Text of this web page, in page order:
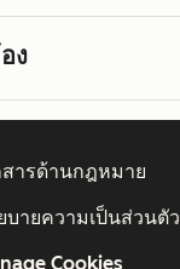
ง
สารด้านกฎหมาย
บายความเป็นส่วนตัว
Cookies